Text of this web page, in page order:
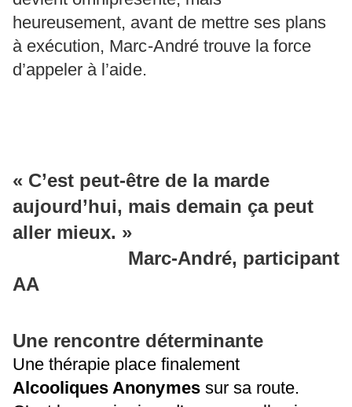
heureusement, avant de mettre ses plans
à exécution, Marc-André trouve la force
d’appeler à l’aide.
« C’est peut-être de la marde
aujourd’hui, mais demain ça peut
aller mieux. »
Marc-André, participant
AA
Une rencontre déterminante
Une thérapie place finalement
Alcooliques Anonymes sur sa route.